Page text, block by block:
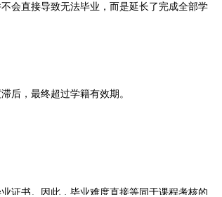
会直接导致无法毕业，而是延长了完成全部学
后，最终超过学籍有效期。
证书。因此，毕业难度直接等同于课程考核的